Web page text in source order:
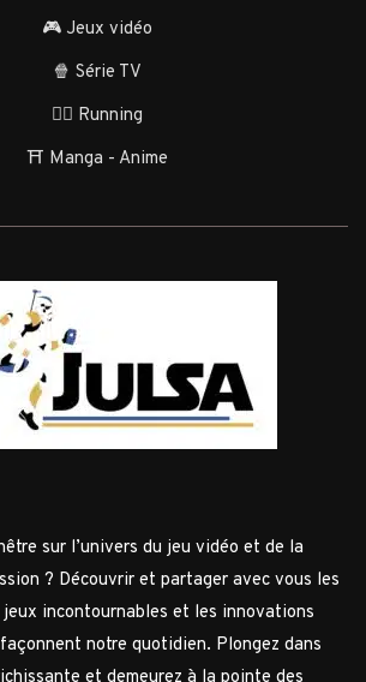
🎮 Jeux vidéo
🍿 Série TV
🏃‍♂️ Running
⛩️ Manga - Anime
sur l’univers du jeu vidéo et de la
? Découvrir et partager avec vous les
incontournables et les innovations
notre quotidien. Plongez dans